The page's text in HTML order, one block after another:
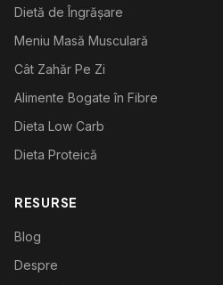
Dietă de Îngrășare
Meniu Masă Musculară
Cât Zahăr Pe Zi
Alimente Bogate în Fibre
Dieta Low Carb
Dieta Proteică
RESURSE
Blog
Despre